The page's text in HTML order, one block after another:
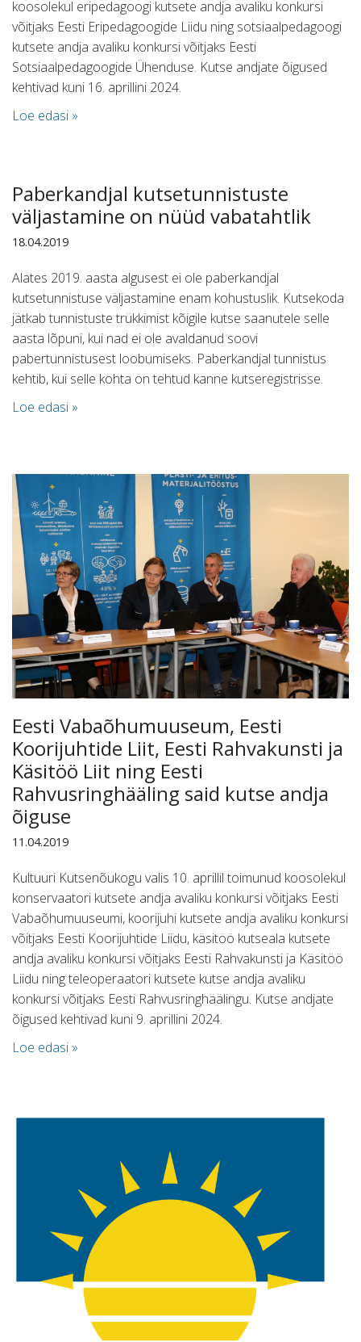
koosolekul eripedagoogi kutsete andja avaliku konkursi
võitjaks Eesti Eripedagoogide Liidu ning sotsiaalpedagoogi
kutsete andja avaliku konkursi võitjaks Eesti
Sotsiaalpedagoogide Ühenduse. Kutse andjate õigused
kehtivad kuni 16. aprillini 2024.
Loe edasi »
Paberkandjal kutsetunnistuste
väljastamine on nüüd vabatahtlik
18.04.2019
Alates 2019. aasta algusest ei ole paberkandjal
kutsetunnistuse väljastamine enam kohustuslik. Kutsekoda
jätkab tunnistuste trükkimist kõigile kutse saanutele selle
aasta lõpuni, kui nad ei ole avaldanud soovi
pabertunnistusest loobumiseks. Paberkandjal tunnistus
kehtib, kui selle kohta on tehtud kanne kutseregistrisse.
Loe edasi »
Eesti Vabaõhumuuseum, Eesti
Koorijuhtide Liit, Eesti Rahvakunsti ja
Käsitöö Liit ning Eesti
Rahvusringhääling said kutse andja
õiguse
11.04.2019
Kultuuri Kutsenõukogu valis 10. aprillil toimunud koosolekul
konservaatori kutsete andja avaliku konkursi võitjaks Eesti
Vabaõhumuuseumi, koorijuhi kutsete andja avaliku konkursi
võitjaks Eesti Koorijuhtide Liidu, käsitöö kutseala kutsete
andja avaliku konkursi võitjaks Eesti Rahvakunsti ja Käsitöö
Liidu ning teleoperaatori kutsete kutse andja avaliku
konkursi võitjaks Eesti Rahvusringhäälingu. Kutse andjate
õigused kehtivad kuni 9. aprillini 2024.
Loe edasi »